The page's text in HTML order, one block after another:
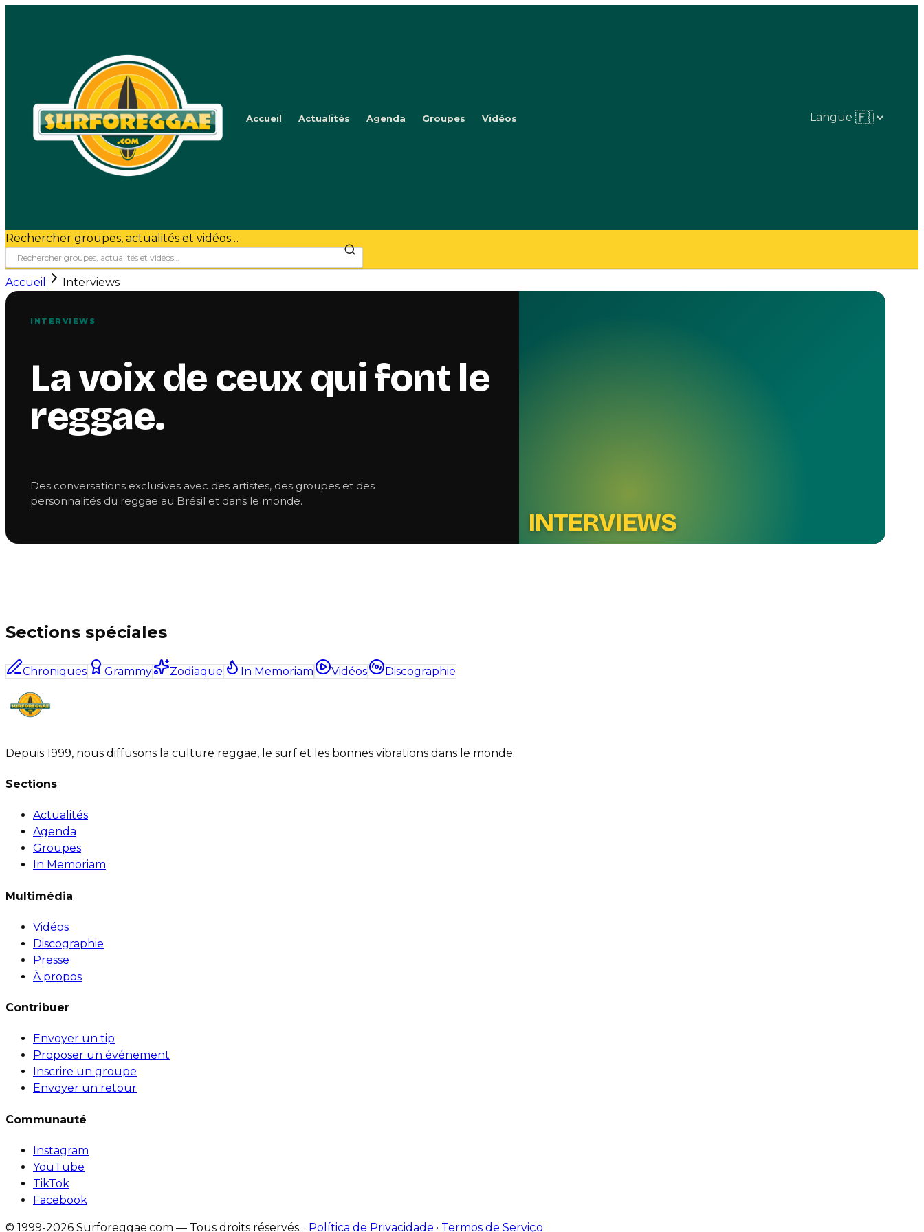
Accueil Actualités Agenda Groupes Vidéos Langue
Rechercher groupes, actualités et vidéos…
Accueil Interviews
INTERVIEWS
La voix de ceux qui font le
reggae.
Des conversations exclusives avec des artistes, des groupes et des
personnalités du reggae au Brésil et dans le monde.
INTERVIEWS
Sections spéciales
Chroniques Grammy Zodiaque In Memoriam Vidéos Discographie
Depuis 1999, nous diffusons la culture reggae, le surf et les bonnes vibrations dans le monde.
Sections
Actualités
Agenda
Groupes
In Memoriam
Multimédia
Vidéos
Discographie
Presse
À propos
Contribuer
Envoyer un tip
Proposer un événement
Inscrire un groupe
Envoyer un retour
Communauté
Instagram
YouTube
TikTok
Facebook
© 1999-2026 Surforeggae.com — Tous droits réservés. · Política de Privacidade · Termos de Serviço